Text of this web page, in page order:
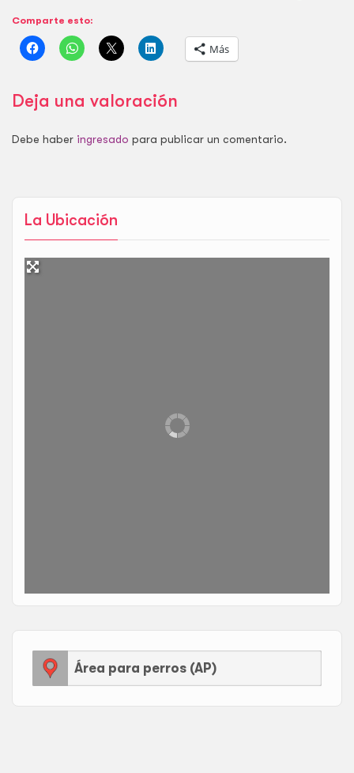
La Ubicación
Área para perros (AP)
Comparte esto:
Más
Deja una valoración
Debe haber ingresado para publicar un comentario.